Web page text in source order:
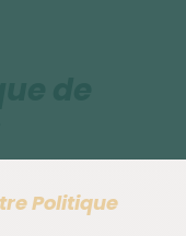
Politique